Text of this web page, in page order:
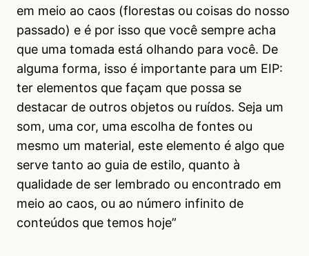
em meio ao caos (florestas ou coisas do nosso
passado) e é por isso que você sempre acha
que uma tomada está olhando para você. De
alguma forma, isso é importante para um EIP:
ter elementos que façam que possa se
destacar de outros objetos ou ruídos. Seja um
som, uma cor, uma escolha de fontes ou
mesmo um material, este elemento é algo que
serve tanto ao guia de estilo, quanto à
qualidade de ser lembrado ou encontrado em
meio ao caos, ou ao número infinito de
conteúdos que temos hoje”